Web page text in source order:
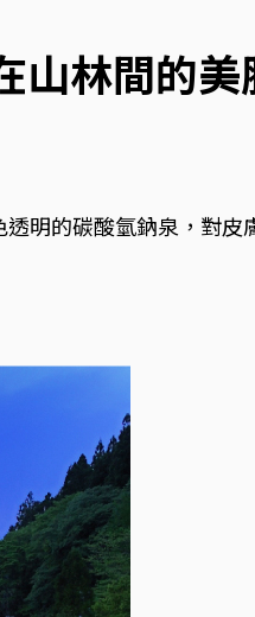
山林間的美
明的碳酸氫鈉泉，對皮